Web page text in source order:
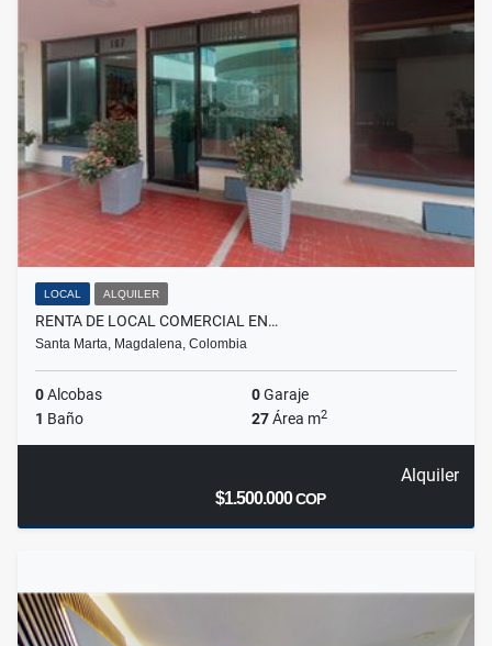
LOCAL ALQUILER
RENTA DE LOCAL COMERCIAL EN…
Santa Marta, Magdalena, Colombia
0Alcobas 0Garaje
1 Baño 27Área m2
Alquiler
$1.500.000COP